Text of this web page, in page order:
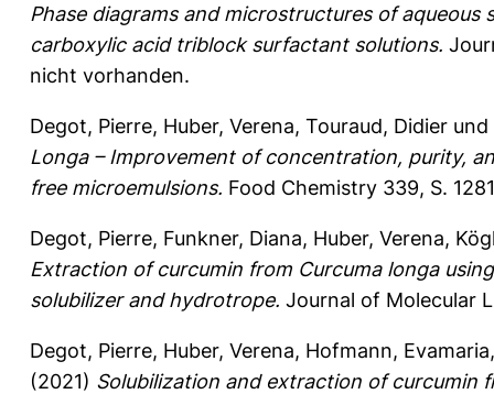
Phase diagrams and microstructures of
carboxylic acid triblock surfactant solutions.
nicht vorhanden.
Degot, Pierre, Huber, Verena, Touraud, Didier und
Longa – Improvement of concentration, purity,
free microemulsions. Food Chemistry 339, S.
Degot, Pierre, Funkner, Diana, Huber, Verena,
Extraction of curcumin from Curcuma longa
solubilizer and hydrotrope. Journal of Molecular
Degot, Pierre, Huber, Verena, Hofmann, Evamaria
(2021) Solubilization and extraction of curcumin